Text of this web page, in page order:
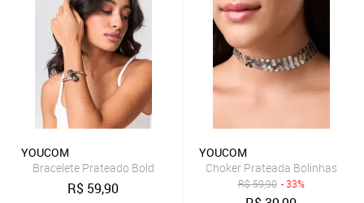
YOUCOM
Bracelete Prateado Bold
R$ 59,90
YOUCOM
Choker Prateada Bolinhas
R$59,90 - 33%